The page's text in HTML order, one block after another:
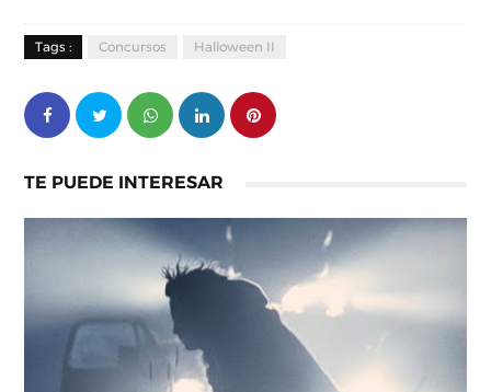
Tags : Concursos Halloween II
TE PUEDE INTERESAR